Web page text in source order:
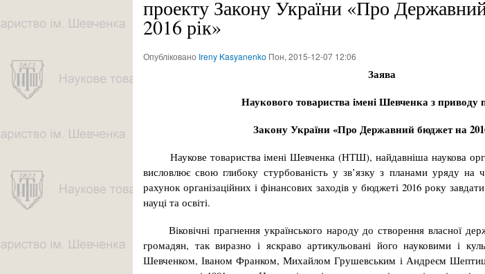
проекту Закону України «Про
2016 рік»
Опубліковано Ireny Kasyanenko Пон, 2015-12-07 12:06
Заява
Наукового товариства імені Шевченка з приводу
Закону України «Про Державний бюджет на
Наукове товариства імені Шевченка (НТШ), найдавніша наукова
висловлює свою глибоку стурбованість у зв’язку з планами уряду на
рахунок організаційних і фінансових заходів у бюджеті 2016 року
науці та освіті.
Віковічні прагнення українського народу до створення власної
громадян, так виразно і яскраво артикульовані його науковими і
Шевченком, Іваном Франком, Михайлом Грушевським і Андреєм